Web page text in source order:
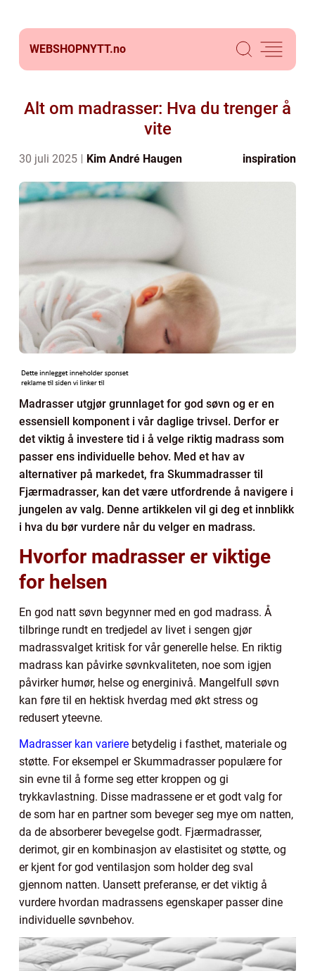
WEBSHOPNYTT.no
Alt om madrasser: Hva du trenger å
vite
30 juli 2025 Kim André Haugen inspiration
Madrasser utgjør grunnlaget for god søvn og er en
essensiell komponent i vår daglige trivsel. Derfor er
det viktig å investere tid i å velge riktig madrass som
passer ens individuelle behov. Med et hav av
alternativer på markedet, fra Skummadrasser til
Fjærmadrasser, kan det være utfordrende å navigere i
jungelen av valg. Denne artikkelen vil gi deg et innblikk
i hva du bør vurdere når du velger en madrass.
Hvorfor madrasser er viktige
for helsen
En god natt søvn begynner med en god madrass. Å
tilbringe rundt en tredjedel av livet i sengen gjør
madrassvalget kritisk for vår generelle helse. En riktig
madrass kan påvirke søvnkvaliteten, noe som igjen
påvirker humør, helse og energinivå. Mangelfull søvn
kan føre til en hektisk hverdag med økt stress og
redusert yteevne.
Madrasser kan variere betydelig i fasthet, materiale og
støtte. For eksempel er Skummadrasser populære for
sin evne til å forme seg etter kroppen og gi
trykkavlastning. Disse madrassene er et godt valg for
de som har en partner som beveger seg mye om natten,
da de absorberer bevegelse godt. Fjærmadrasser,
derimot, gir en kombinasjon av elastisitet og støtte, og
er kjent for god ventilasjon som holder deg sval
gjennom natten. Uansett preferanse, er det viktig å
vurdere hvordan madrassens egenskaper passer dine
individuelle søvnbehov.